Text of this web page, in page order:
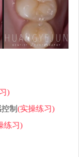
)
制 (实操练习)
练习)